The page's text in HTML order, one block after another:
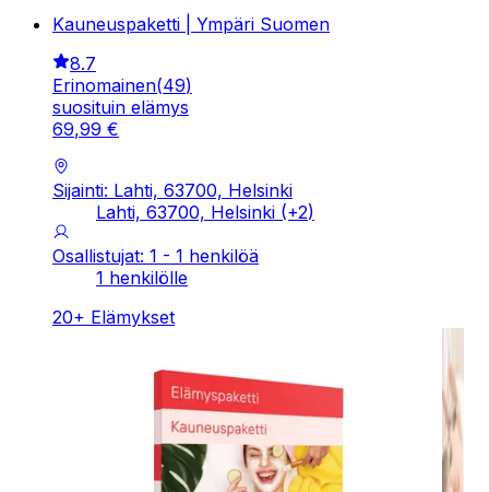
Kauneuspaketti | Ympäri Suomen
8.7
Erinomainen(49)
suosituin elämys
69,99 €
Sijainti: Lahti, 63700, Helsinki
Lahti, 63700, Helsinki (+2)
Osallistujat: 1 - 1 henkilöä
1 henkilölle
20+ Elämykset